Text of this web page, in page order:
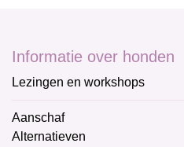
Informatie over honden
Lezingen en workshops
Aanschaf
Alternatieven